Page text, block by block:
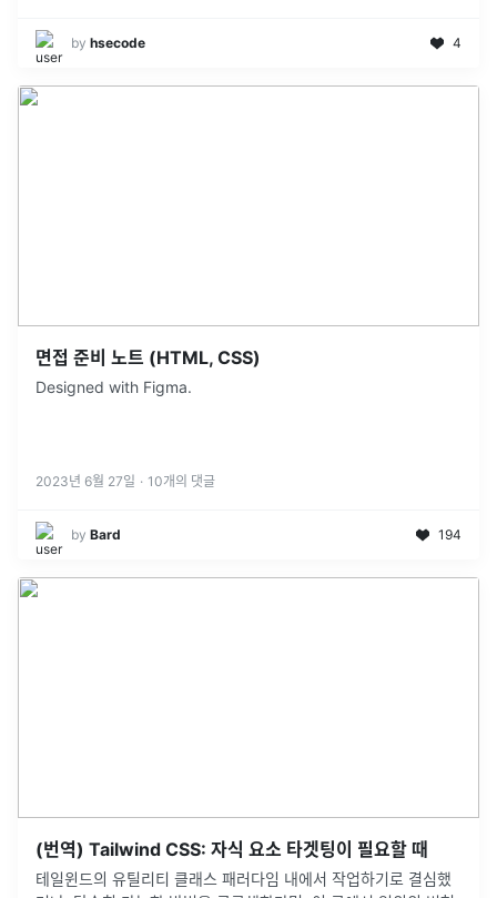
by hsecode 4
면접 준비 노트 (HTML, CSS)
Designed with Figma.
2023년 6월 27일 · 10개의 댓글
by Bard 194
(번역) Tailwind CSS: 자식 요소 타겟팅이 필요할 때
테일윈드의 유틸리티 클래스 패러다임 내에서 작업하기로 결심했